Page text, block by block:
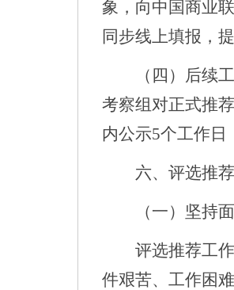
象， 向中国商业
同步线上填报，
（ 四 ） 后续
考察组对正式推
内公示5个工作日
六、评选推荐
（一）坚持
评选推荐工
件艰苦、工作困